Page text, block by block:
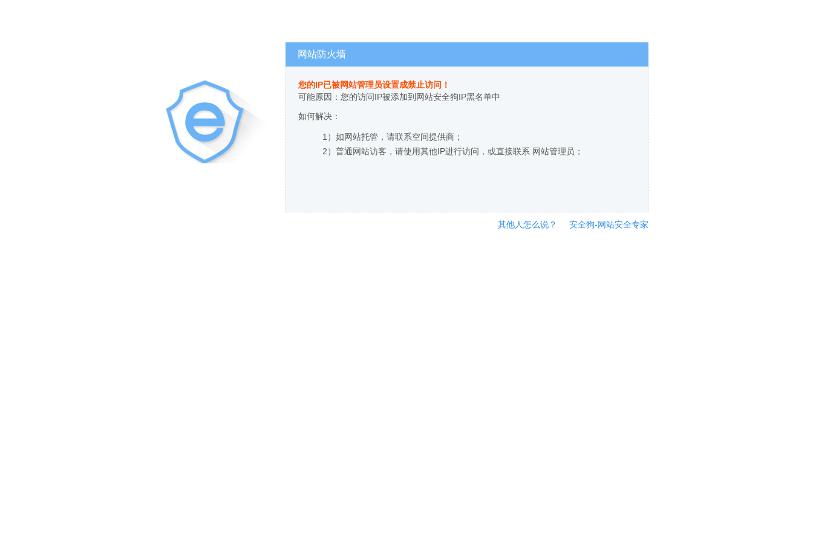
网站防火墙
您的IP已被网站管理员设置成禁止访问！
可能原因：您的访问IP被添加到网站安全狗IP黑名单中
如何解决：
1）如网站托管，请联系空间提供商；
2）普通网站访客，请使用其他IP进行访问，或直接联系 网站管理员；
其他人怎么说？ 安全狗-网站安全专家